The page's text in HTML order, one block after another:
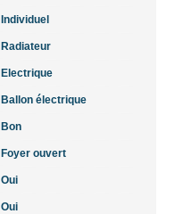
Individuel
Radiateur
Electrique
Ballon électrique
Bon
Foyer ouvert
Oui
Oui